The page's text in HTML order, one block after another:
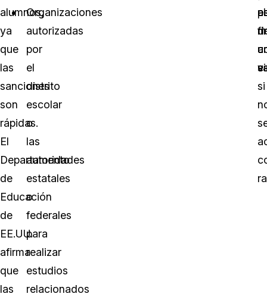
alumnos,
ya
que
las
sanciones
son
rápidas.
El
Departamento
de
Educación
de
EE.UU.
afirma
que
las
Organizaciones
autorizadas
por
el
distrito
escolar
o
las
autoridades
estatales
o
federales
para
realizar
estudios
relacionados
a
al
si